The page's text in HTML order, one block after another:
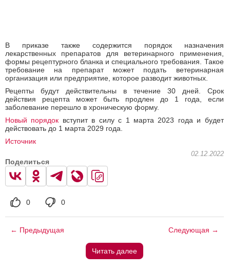
В приказе также содержится порядок назначения
лекарственных препаратов для ветеринарного применения,
формы рецептурного бланка и специального требования. Такое
требование на препарат может подать ветеринарная
организация или предприятие, которое разводит животных.
Рецепты будут действительны в течение 30 дней. Срок
действия рецепта может быть продлен до 1 года, если
заболевание перешло в хроническую форму.
Новый порядок вступит в силу с 1 марта 2023 года и будет
действовать до 1 марта 2029 года.
Источник
02.12.2022
Поделиться
0 0
← Предыдущая Следующая →
Читать далее